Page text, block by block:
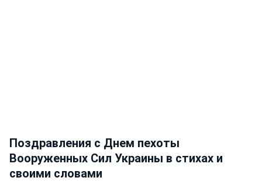
Поздравления с Днем пехоты
Вооруженных Сил Украины в стихах и
своими словами